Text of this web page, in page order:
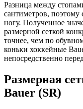
Разница между
сантиметров, поэтому
ногу. Полученное
размерной сеткой
точнее, чем по
коньки хоккейные
непосредственно
Размерная
Bauer (SR)